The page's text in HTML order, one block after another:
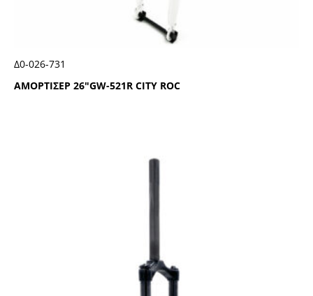
ΑΜΟΡΤΙΣΕΡ 26″GW-521R CΙΤΥ RΟC
Δ0-026-731